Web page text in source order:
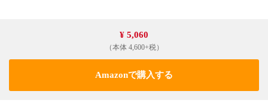
¥ 5,060
（本体 4,600+税）
Amazonで購入する